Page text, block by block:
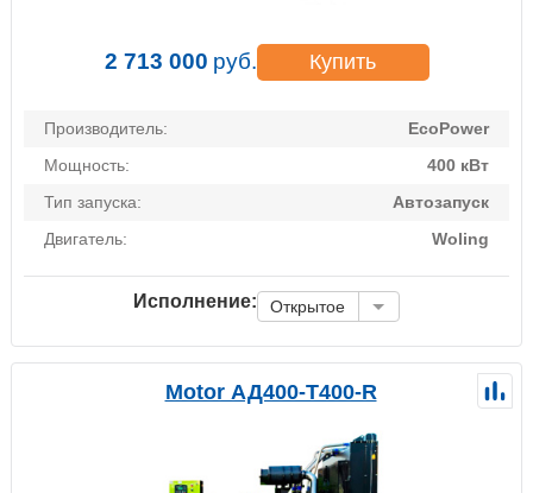
2 713 000 руб. Купить
Производитель:
EcoPower
Мощность:
400 кВт
Тип запуска:
Автозапуск
Двигатель:
Woling
Исполнение: Открытое
Motor АД400-Т400-R